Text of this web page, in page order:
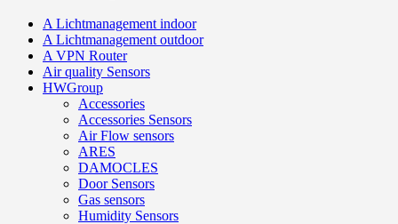
A Lichtmanagement indoor
A Lichtmanagement outdoor
A VPN Router
Air quality Sensors
HWGroup
Accessories
Accessories Sensors
Air Flow sensors
ARES
DAMOCLES
Door Sensors
Gas sensors
Humidity Sensors